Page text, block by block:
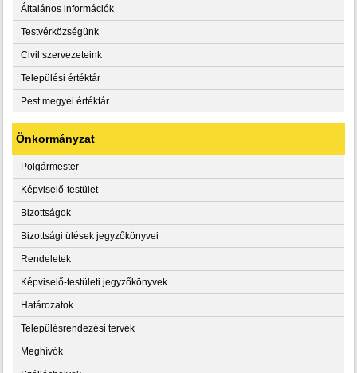
Általános információk
Testvérközségünk
Civil szervezeteink
Települési értéktár
Pest megyei értéktár
Önkormányzat
Polgármester
Képviselő-testület
Bizottságok
Bizottsági ülések jegyzőkönyvei
Rendeletek
Képviselő-testületi jegyzőkönyvek
Határozatok
Településrendezési tervek
Meghívók